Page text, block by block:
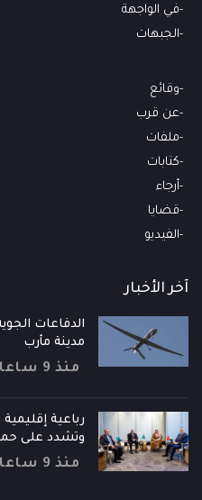
في الواجهة
الجبهات
وقائع
عن قرب
ملفات
كتابات
أرجاء
قضايا
الفيديو
آخر الأخبار
الدفاعات
مدينة مأرب
منذ 9 ساعات
رباعية
وتشدد على
منذ 9 ساعات